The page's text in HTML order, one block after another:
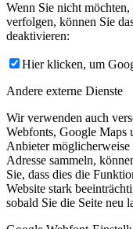
Wenn Sie nicht
verfolgen, können Sie
deaktivieren:
Hier klicken, um
Andere externe Dienste
Wir verwenden auch
Webfonts, Google Maps
Anbieter möglicherweise
Adresse sammeln,
Sie, dass dies die
Website stark
sobald Sie die Seite neu